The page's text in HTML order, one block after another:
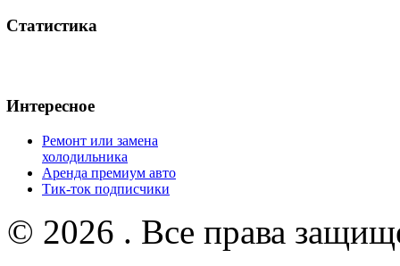
Статистика
Интересное
Ремонт или замена
холодильника
Аренда премиум авто
Тик-ток подписчики
© 2026 . Все права